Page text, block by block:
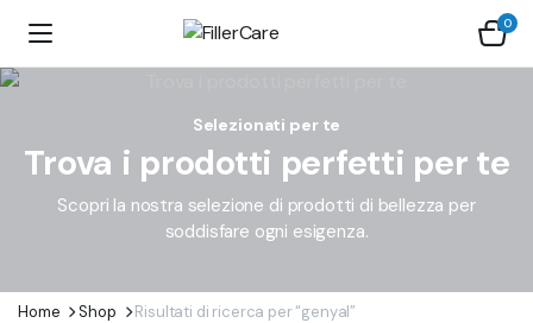
0
Selezionati per te
Trova i prodotti perfetti per te
Scopri la nostra selezione di prodotti di bellezza per
soddisfare ogni esigenza.
Home Shop Risultati di ricerca per “genyal”